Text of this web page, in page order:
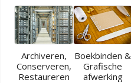
Archiveren,
Conserveren,
Restaureren
Boekbinden &
Grafische
afwerking